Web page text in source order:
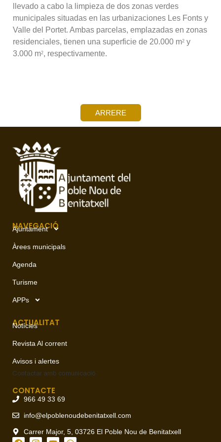
llevado a cabo la limpieza de dos zonas verdes
municipales situadas en las urbanizaciones Les Fonts y
Valle del Portet. Ambas parcelas, emplazadas en zonas
residenciales, tienen una superficie de 20.000 m2 y
3.000 m2, respectivamente.
ARRERE
NAVEGACIÓ
Ajuntament
Àrees municipals
Agenda
Turisme
APPs
ACTUALITAT
Notícies
Revista Al corrent
Avisos i alertes
Contactar amb comunicació
CONTACTE
966 49 33 69
info@elpoblenoudebenitatxell.com
Carrer Major, 5, 03726 El Poble Nou de Benitatxell